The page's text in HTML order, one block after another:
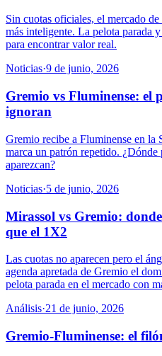
Sin cuotas oficiales, el mercado
más inteligente. La pelota parada
para encontrar valor real.
Noticias·9 de junio, 2026
Gremio vs Fluminense: el
ignoran
Gremio recibe a Fluminense en la
marca un patrón repetido. ¿Dónde
aparezcan?
Noticias·5 de junio, 2026
Mirassol vs Gremio:
que el 1X2
Las cuotas no aparecen pero el
agenda apretada de Gremio el
pelota parada en el mercado con
Análisis·21 de junio, 2026
Gremio-Fluminense: el